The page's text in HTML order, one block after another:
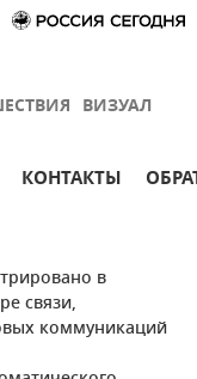
ВИЗУАЛ
КОНТАКТЫ
в
связи,
коммуникаций